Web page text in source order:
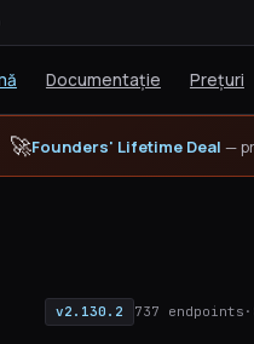
Documentație Prețuri
🚀Founders' Lifetime Deal —
v2.130.2 737 endpoints